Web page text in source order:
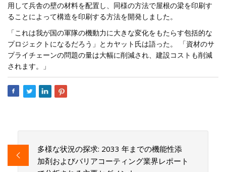
用して兵舎の壁の材料を配置し、同様の方法で屋根の梁を印刷す
ることによって構造を印刷する方法を開発しました。
「これは我が国の軍隊の機動力に大きな変化をもたらす包括的な
プロジェクトになるだろう」とカヤット氏は語った。 「資材のサ
プライチェーンの問題の量は大幅に削減され、建設コストも削減
されます。」
多様な状況の探求: 2033 年までの機能性添
加剤およびバリアコーティング業界レポート